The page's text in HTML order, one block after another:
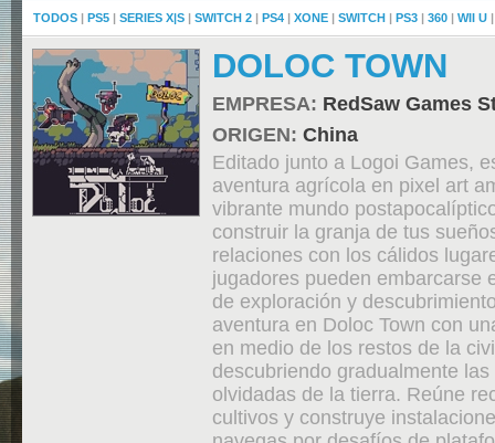
TODOS | PS5 | SERIES X|S | SWITCH 2 | PS4 | XONE | SWITCH | PS3 | 360 | WII U
DOLOC TOWN
EMPRESA: RedSaw Games
ORIGEN: China
Editado junto a Logoi Games,
aventura agrícola en pixel art
vibrante mundo
construir la granja de tus
relaciones con los cálidos
jugadores pueden embarcarse
de exploración y
aventura en Doloc Town con
en medio de los restos de la
descubriendo gradualmente
olvidadas de la tierra. Reúne
cultivos y construye